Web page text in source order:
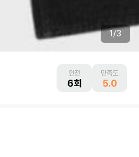
1/3
안전
6회
만족도
5.0